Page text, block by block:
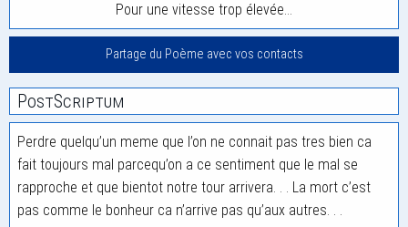
Pour une vitesse trop élevée…
Partage du Poème avec vos contacts
PostScriptum
Perdre quelqu’un meme que l’on ne connait pas tres bien ca
fait toujours mal parcequ’on a ce sentiment que le mal se
rapproche et que bientot notre tour arrivera. . . La mort c’est
pas comme le bonheur ca n’arrive pas qu’aux autres. . .